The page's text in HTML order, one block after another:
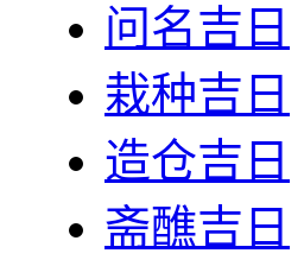
问名吉日
栽种吉日
造仓吉日
斋醮吉日